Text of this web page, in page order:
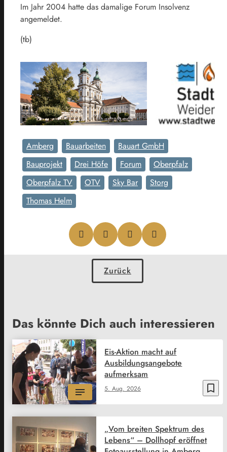
Im Jahr 2004 hatte das damalige Forum Insolvenz
angemeldet.
(tb)
Amberg Bauarbeiten
Bauart GmbH
Bauprojekt
Drei Höfe Forum
Oberpfalz
Oberpfalz TV
OTV Sky Bar
Storg
Thomas Helm
Zurück
Das könnte Dich auch interessieren
bookmark_border
5. Aug. 2026
Eis-Aktion macht auf
Ausbildungsangebote
aufmerksam
„Vom breiten Spektrum des
Lebens“ – Dollhopf eröffnet